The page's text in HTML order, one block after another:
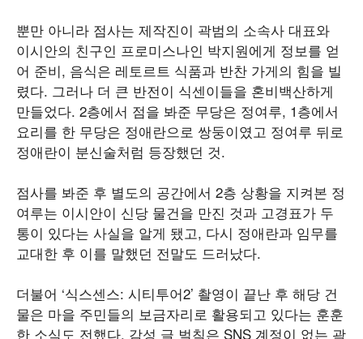
뿐만 아니라 점사는 제작진이 곽범의 소속사 대표와
이시안의 친구인 프로미스나인 박지원에게 정보를 얻
어 준비, 음식은 레토르트 식품과 반찬 가게의 힘을 빌
렸다. 그러나 더 큰 반전이 식센이들을 혼비백산하게
만들었다. 2층에서 점을 봐준 무당은 정여루, 1층에서
요리를 한 무당은 정애란으로 쌍둥이였고 정여루 뒤로
정애란이 분신술처럼 등장했던 것.
점사를 봐준 후 별도의 공간에서 2층 상황을 지켜본 정
여루는 이시안이 신당 물건을 만진 것과 고경표가 두
통이 있다는 사실을 알게 됐고, 다시 정애란과 임무를
교대한 후 이를 말했던 전말도 드러났다.
더불어 ‘식스센스: 시티투어2’ 촬영이 끝난 후 해당 건
물은 마을 주민들의 보금자리로 활용되고 있다는 훈훈
한 소식도 전했다. 감성 글 벌칙은 SNS 계정이 없는 곽